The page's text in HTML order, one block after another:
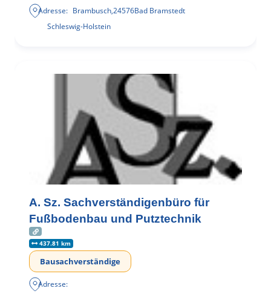
Adresse: Brambusch,24576Bad Bramstedt
Schleswig-Holstein
A. Sz. Sachverständigenbüro für
Fußbodenbau und Putztechnik
437.81 km
Bausachverständige
Adresse: